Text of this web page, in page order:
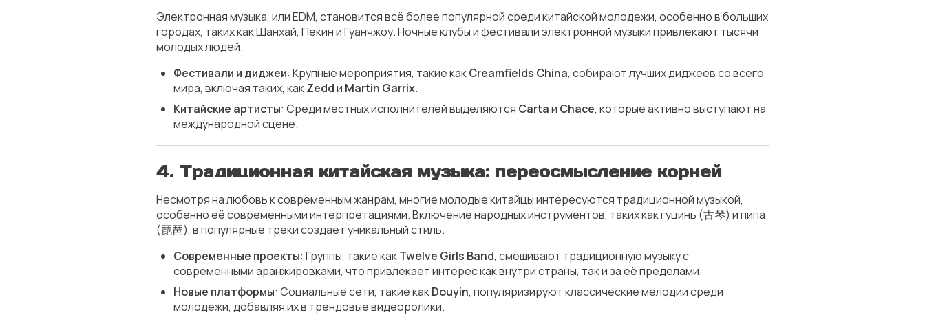
Электронная музыка, или EDM, становится всё более популярной среди китайской молодежи, особенно в больших
городах, таких как Шанхай, Пекин и Гуанчжоу. Ночные клубы и фестивали электронной музыки привлекают тысячи
молодых людей.
Фестивали и диджеи: Крупные мероприятия, такие какCreamfields China, собирают лучших диджеев со всего
мира, включая таких, какZeddи Martin Garrix.
Китайские артисты: Среди местных исполнителей выделяются Cartaи Chace, которые активно выступают на
международной сцене.
4. Традиционная китайская музыка: переосмысление корней
Несмотря на любовь к современным жанрам, многие молодые китайцы интересуются традиционной музыкой,
особенно её современными интерпретациями. Включение народных инструментов, таких как гуцинь (古琴) и пипа
(琵琶), в популярные треки создаёт уникальный стиль.
Современные проекты: Группы, такие какTwelve Girls Band, смешивают традиционную музыку с
современными аранжировками, что привлекает интерес как внутри страны, так и за её пределами.
Новые платформы: Социальные сети, такие какDouyin, популяризируют классические мелодии среди
молодежи, добавляя их в трендовые видеоролики.